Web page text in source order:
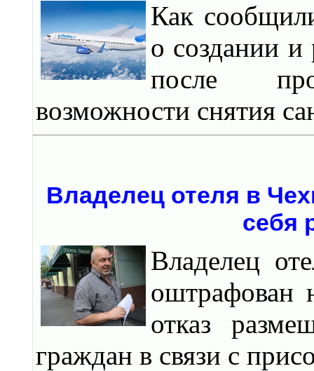
Как
о создании и
после
возможности снятия
Владелец отеля в
себя
Владелец
оштрафован
отказ
граждан в связи с